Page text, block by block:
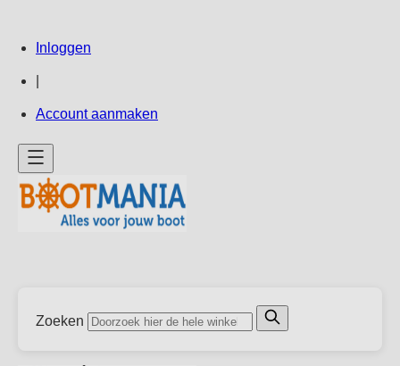
direct
door
inhoud
Inloggen
Account aanmaken
Zoeken